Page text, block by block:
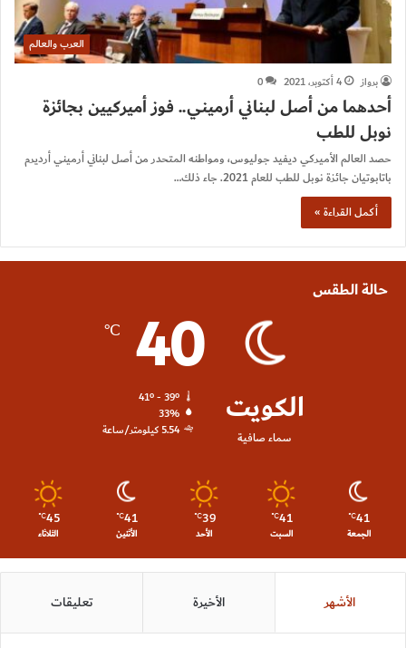
العرب والعالم
برواز
4 أكتوبر، 2021 0
أحدهما من أصل لبناني أرميني.. فوز أميركيين بجائزة
نوبل للطب
حصد العالم الأميركي ديفيد جوليوس، ومواطنه المتحدر من أصل لبناني أرميني أرديرم
باتابوتيان جائزة نوبل للطب للعام 2021. جاء ذلك…
أكمل القراءة »
حالة الطقس
الكويت
سماء صافية
40
℃
41º - 39º
33%
5.54 كيلومتر/ساعة
41
℃
الجمعة
41
℃
السبت
39
℃
الأحد
41
℃
الأثنين
45
℃
الثلاثاء
الأشهر الأخيرة تعليقات